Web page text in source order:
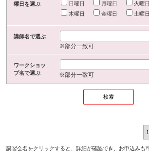
曜日を選ぶ 日曜日 月曜日 火曜日
木曜日
金曜日 土曜日
講師名で選ぶ
※部分一致可
ワークショッ
プ名で選ぶ
※部分一致可
講習会名をクリックすると、詳細が確認でき、お申込みも